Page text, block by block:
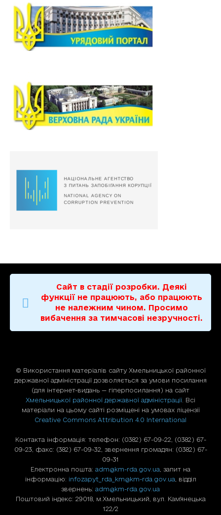
Сайт в стадії розробки. Деякі
функції не працюють, або працюють
не належним чином. Просимо
вибачення за тимчасові незручності.
© Використання матерiалiв сайту Хмельницької районної
державної адміністрації дозволяється за умови посилання
(для iнтернет-видань — гiперпосилання) на сайт
Хмельницької районної державної адміністрації . Всі
матеріали на цьому сайті розміщені на умовах ліцензії
Creative Commons Attribution 4.0 International
Контакта інформація: телефон: (0382) 67-09-22, (0382) 67-
09-23, факс: (382) 67-09-32, звернення громадян: (0382) 67-
09-31
Електронна пошта: adm@km-rda.gov.ua , запит на
інформацію: infozapyt_rda_km@km-rda.gov.ua , відділ
звернень: adm@km-rda.gov.ua
Поштовий індекс: 29018, м.Хмельницький, вул. Кам'янецька
122/2